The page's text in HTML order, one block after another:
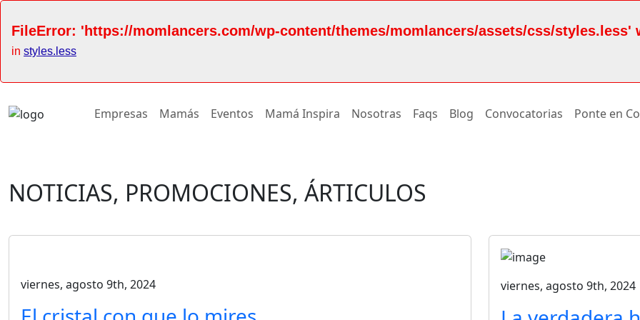
FileError: 'https://momlancers.com/wp-content/themes/momlancers/assets/css/styles.less'
in styles.less
Empresas Mamás Eventos Mamá Inspira Nosotras Faqs Blog Convocatorias Ponte en
NOTICIAS, PROMOCIONES, ÁRTICULOS
viernes, agosto 9th, 2024 viernes, agosto 9th, 2024